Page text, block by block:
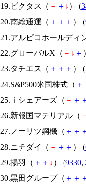
19.ビクタス（ － ＋ ↓ ） (
20.南総通運（ ＋ ＋ ＋ ） (
21.アルピコホールディ
22.グローバルX（ － ↓ ＋
23.タチエス（ ＋ ＋ ＋ ） (
24.S&P500米国株式（ ＋
25.ｉシェアーズ（ － ＋
26.新報国マテリアル（ －
27.ノーリツ鋼機（ ＋ ＋
28.ニチダイ（ － ＋ ＋ ） (
29.揚羽（ ＋ ＋ ↓ ） (9330,
30.黒田グループ（ ＋ ＋